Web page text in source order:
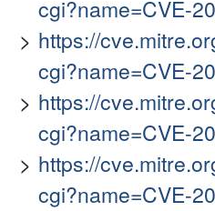
cgi?name=CVE-
https://
cgi?name=CVE-
https://
cgi?name=CVE-
https://
cgi?name=CVE-